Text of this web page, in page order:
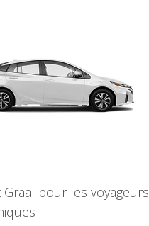
Graal pour les voyageurs